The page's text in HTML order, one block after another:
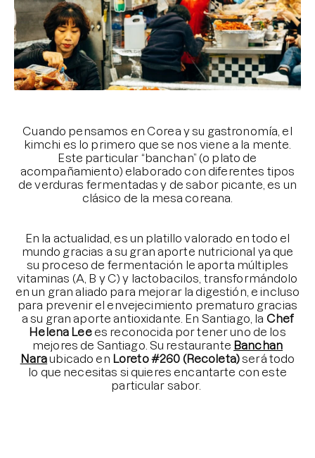
Cuando pensamos en Corea y su gastronomía, el
kimchi es lo primero que se nos viene a la mente.
Este particular “banchan” (o plato de
acompañamiento) elaborado con diferentes tipos
de verduras fermentadas y de sabor picante, es un
clásico de la mesa coreana.
En la actualidad, es un platillo valorado en todo el
mundo gracias a su gran aporte nutricional ya que
su proceso de fermentación le aporta múltiples
vitaminas (A, B y C) y lactobacilos, transformándolo
en un gran aliado para mejorar la digestión, e incluso
para prevenir el envejecimiento prematuro gracias
a su gran aporte antioxidante. En Santiago, la Chef
Helena Leees reconocida por tener uno de los
mejores de Santiago. Su restaurante Banchan
Naraubicado en Loreto #260 (Recoleta)será todo
lo que necesitas si quieres encantarte con este
particular sabor.